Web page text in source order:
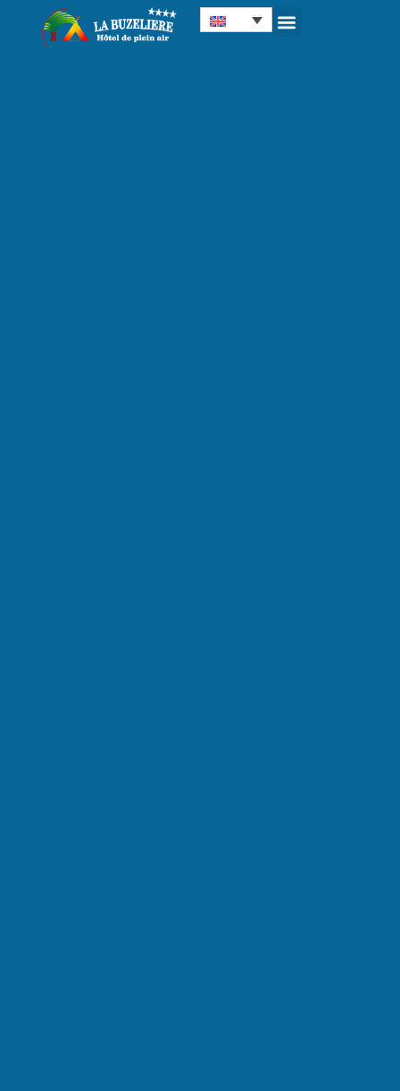
Cookies management panel